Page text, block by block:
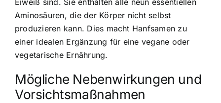
Eiweiß sind. Sie enthalten alle neun essentiellen
Aminosäuren, die der Körper nicht selbst
produzieren kann. Dies macht Hanfsamen zu
einer idealen Ergänzung für eine vegane oder
vegetarische Ernährung.
Mögliche Nebenwirkungen und
Vorsichtsmaßnahmen